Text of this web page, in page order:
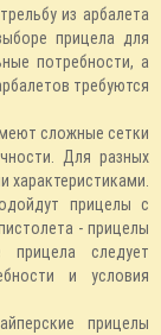
из арбалета
прицела для
потребности, а
требуются
сложные сетки
Для разных
характеристиками.
прицелы с
- прицелы
следует
и условия
прицелы